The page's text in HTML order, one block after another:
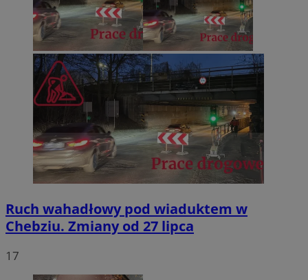
Ruch wahadłowy pod wiaduktem w
Chebziu. Zmiany od 27 lipca
17